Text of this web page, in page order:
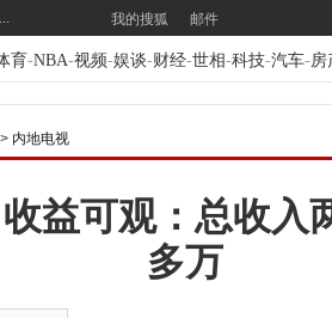
我的搜狐 邮件
育-NBA-视频-娱谈-财经-世相-科技-汽车-房
> 内地电视
收益可观：总收入
多万